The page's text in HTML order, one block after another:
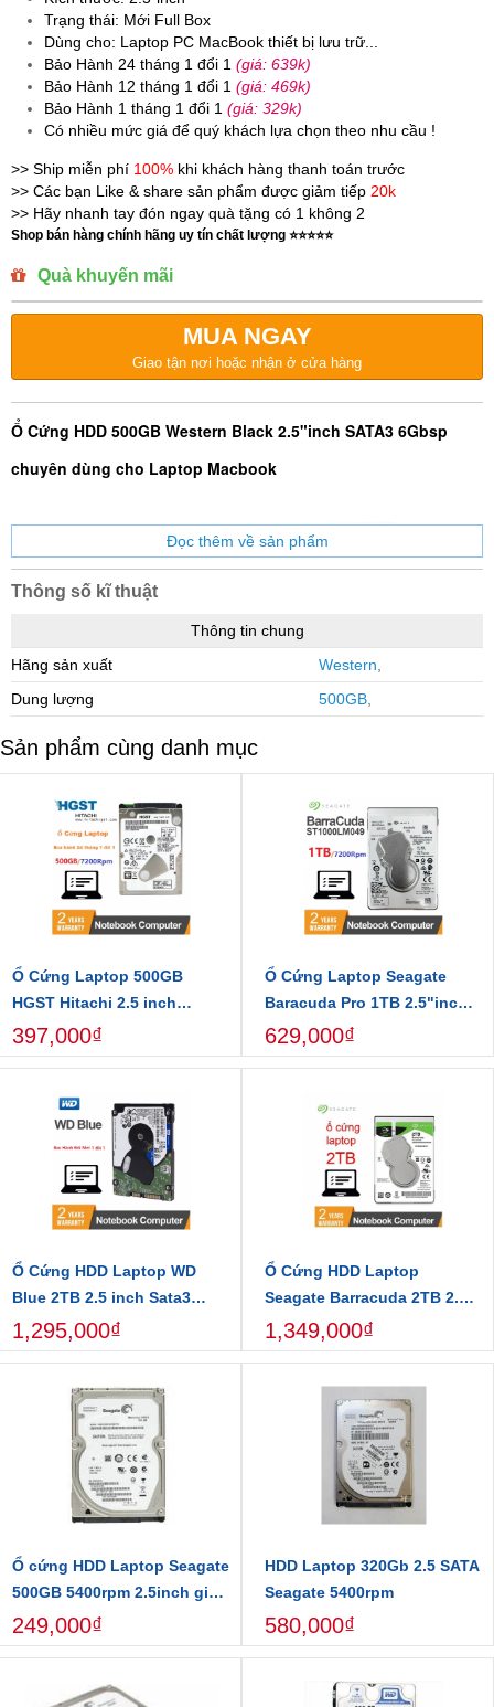
Trạng thái: Mới Full Box
Dùng cho: Laptop PC MacBook thiết bị lưu trữ...
Bảo Hành 24 tháng 1 đổi 1 (giá: 639k)
Bảo Hành 12 tháng 1 đổi 1 (giá: 469k)
Bảo Hành 1 tháng 1 đổi 1 (giá: 329k)
Có nhiều mức giá để quý khách lựa chọn theo nhu cầu !
>> Ship miễn phí 100% khi khách hàng thanh toán trước
>> Các bạn Like & share sản phẩm được giảm tiếp 20k
>> Hãy nhanh tay đón ngay quà tặng có 1 không 2
Shop bán hàng chính hãng uy tín chất lượng ⭐️⭐️⭐️⭐️⭐️
Quà khuyến mãi
MUA NGAY
Giao tận nơi hoặc nhận ở cửa hàng
Ổ Cứng HDD 500GB Western Black 2.5"inch SATA3 6Gbsp
chuyên dùng cho Laptop Macbook
Ổ Cứng HDD Western Black 500GB 2.5"inch Dùng Cho
Nhiều Thiết Bị Lưu Trữ
Quý Khách Lưu ý: Khi mua hàng online hãy chọn những shop hoặc
công ty uy tín có đầy đủ thông tin, địa chỉ để trong quá trình sử
Thông số kĩ thuật
Thông tin chung
Hãng sản xuất
Western
Dung lượng
500GB
Sản phẩm cùng danh mục
Ổ Cứng Laptop 500GB
HGST Hitachi 2.5 inch
7200RPM Chính Hãng
397,000₫
Ổ Cứng Laptop Seagate
Baracuda Pro 1TB 2.5"inch
7200Rpm 128MB Cache
ST1000LM049
629,000₫
Ổ Cứng HDD Laptop WD
Blue 2TB 2.5 inch Sata3
6Gb/s Mới Chính Hãng
1,295,000₫
Ổ Cứng HDD Laptop
Seagate Barracuda 2TB 2.5
inch SATA3 6Gb/s Chính
Hãng
1,349,000₫
Ổ cứng HDD Laptop Seagate
500GB 5400rpm 2.5inch giá
rẻ nhất
249,000₫
HDD Laptop 320Gb 2.5 SATA
Seagate 5400rpm
580,000₫